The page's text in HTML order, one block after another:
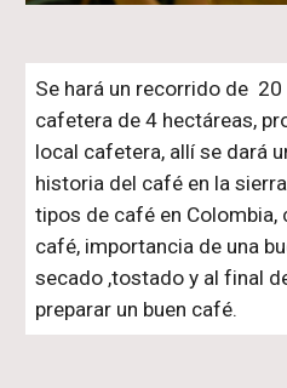
Se hará un recorrido de
cafetera de 4 hectáreas,
local cafetera, allí se dará
historia del café en la
tipos de café en Colombia,
café, importancia de una
secado ,tostado y al final
preparar un buen café.